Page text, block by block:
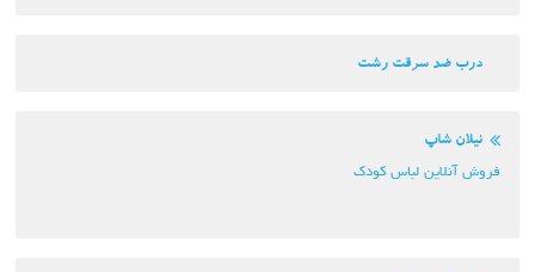
درب ضد سرقت رشت
نیلان شاپ
فروش آنلاین لباس کودک